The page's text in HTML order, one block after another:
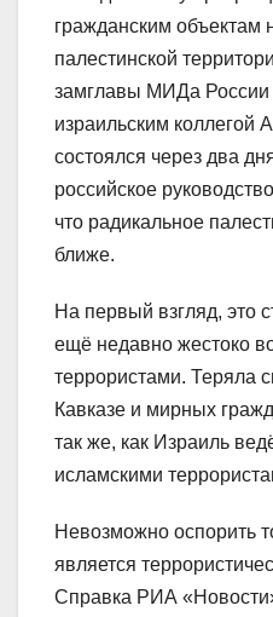
гражданским объектам
палестинской
замглавы МИДа
израильским коллегой
состоялся через два
российское
что радикальное
ближе.
На первый взгляд, это
ещё недавно жестоко
террористами. Теряла
Кавказе и мирных
так же, как Израиль
исламскими
Невозможно оспорить
является
Справка РИА